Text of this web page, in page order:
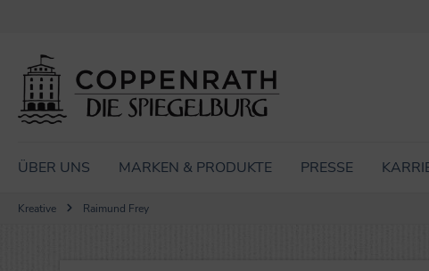
ÜBER UNS MARKEN & PRODUKTE PRESSE
Kreative Raimund Frey